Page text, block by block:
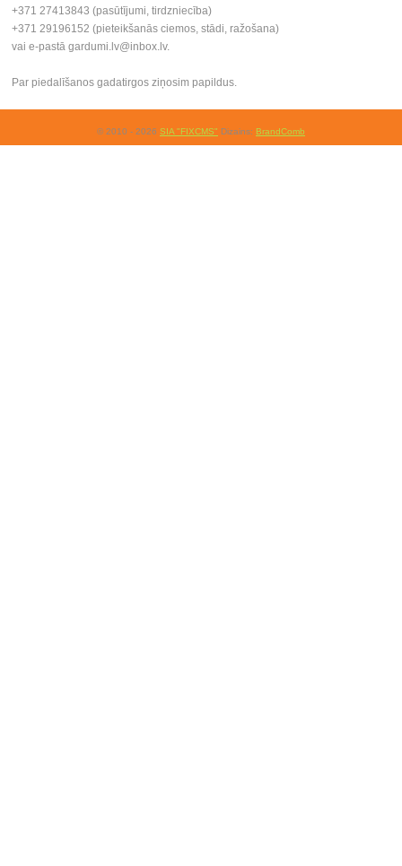
+371 27413843 (pasūtījumi, tirdzniecība)
+371 29196152 (pieteikšanās ciemos, stādi, ražošana)
vai e-pastā gardumi.lv@inbox.lv.
Par piedalīšanos gadatirgos ziņosim papildus.
© 2010 - 2026 SIA "FIXCMS" Dizains: BrandComb